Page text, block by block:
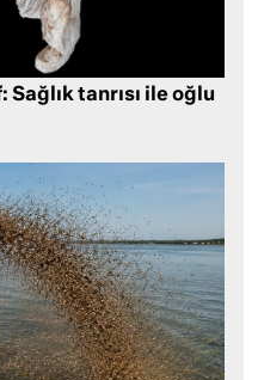
tanrısı ile oğlu